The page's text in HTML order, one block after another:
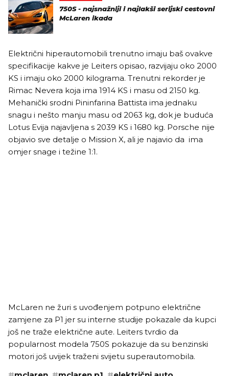
750S - najsnažniji i najlakši serijski cestovni
McLaren ikada
Električni hiperautomobili trenutno imaju baš ovakve
specifikacije kakve je Leiters opisao, razvijaju oko 2000
KS i imaju oko 2000 kilograma. Trenutni rekorder je
Rimac Nevera koja ima 1914 KS i masu od 2150 kg.
Mehanički srodni Pininfarina Battista ima jednaku
snagu i nešto manju masu od 2063 kg, dok je buduća
Lotus Evija najavljena s 2039 KS i 1680 kg. Porsche nije
objavio sve detalje o Mission X, ali je najavio da ima
omjer snage i težine 1:1.
McLaren ne žuri s uvođenjem potpuno električne
zamjene za P1 jer su interne studije pokazale da kupci
još ne traže električne aute. Leiters tvrdio da
popularnost modela 750S pokazuje da su benzinski
motori još uvijek traženi svijetu superautomobila.